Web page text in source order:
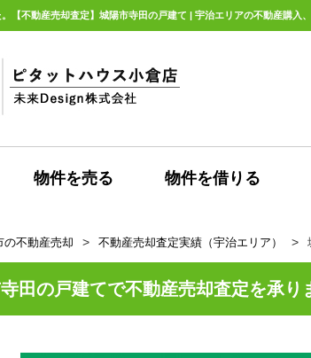
物件を売る 物件を借りる
の不動産売却 不動産売却査定実績（宇治エリア）
田の戸建てで不動産売却査定を承り